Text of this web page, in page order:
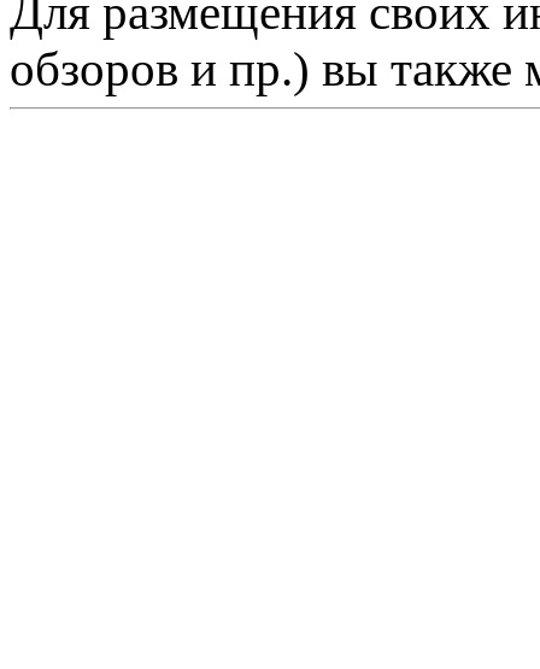
Для размещения своих
обзоров и пр.) вы также